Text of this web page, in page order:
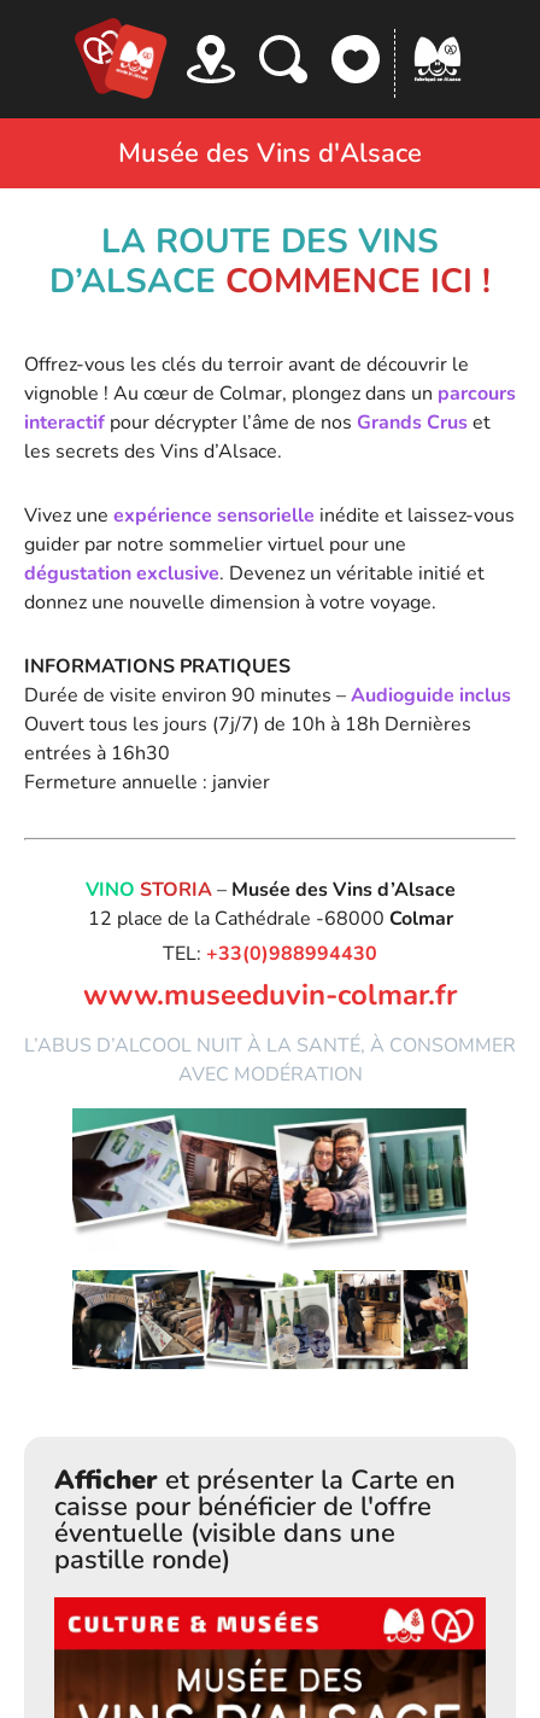
Musée des Vins d'Alsace
LA ROUTE DES VINS
D’ALSACE COMMENCE ICI !
Offrez-vous les clés du terroir avant de découvrir le
vignoble ! Au cœur de Colmar, plongez dans un parcours
interactif pour décrypter l’âme de nos Grands Cruset
les secrets des Vins d’Alsace.
Vivez une expérience sensorielle inédite et laissez-vous
guider par notre sommelier virtuel pour une
dégustation exclusive. Devenez un véritable initié et
donnez une nouvelle dimension à votre voyage.
INFORMATIONS PRATIQUES
Durée de visite environ 90 minutes –Audioguide inclus
Ouvert tous les jours (7j/7) de 10h à 18h Dernières
entrées à 16h30
Fermeture annuelle : janvier
VINO STORIA– Musée des Vins d’Alsace
12 place de la Cathédrale -68000 Colmar
TEL: +33(0)988994430
www.museeduvin-colmar.fr
L’ABUS D’ALCOOL NUIT À LA SANTÉ, À CONSOMMER
AVEC MODÉRATION
Afficher et présenter la Carte en
caisse pour bénéficier de l'offre
éventuelle (visible dans une
pastille ronde)
Panneau de gestion des cookies